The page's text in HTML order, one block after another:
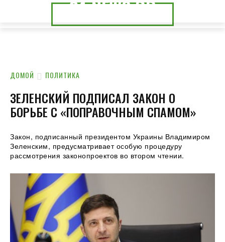
24.NEWS.CK
24.NEWS.DP
ДОМОЙ ПОЛИТИКА
ЗЕЛЕНСКИЙ ПОДПИСАЛ ЗАКОН О
БОРЬБЕ С «ПОПРАВОЧНЫМ СПАМОМ»
Закон, подписанный президентом Украины Владимиром
Зеленским, предусматривает особую процедуру
рассмотрения законопроектов во втором чтении.